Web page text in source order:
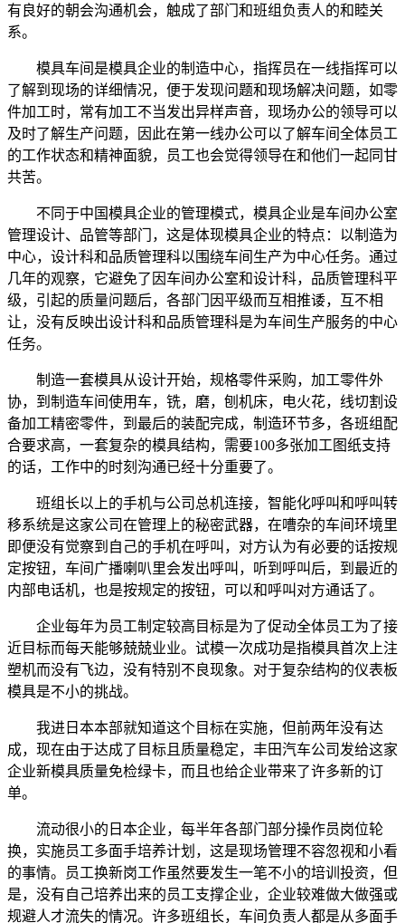
有良好的朝会沟通机会，触成了部门和班组负责人的和睦关
系。
模具车间是模具企业的制造中心，指挥员在一线指挥可以
了解到现场的详细情况，便于发现问题和现场解决问题，如零
件加工时，常有加工不当发出异样声音，现场办公的领导可以
及时了解生产问题，因此在第一线办公可以了解车间全体员工
的工作状态和精神面貌，员工也会觉得领导在和他们一起同甘
共苦。
不同于中国模具企业的管理模式，模具企业是车间办公室
管理设计、品管等部门，这是体现模具企业的特点：以制造为
中心，设计科和品质管理科以围绕车间生产为中心任务。通过
几年的观察，它避免了因车间办公室和设计科，品质管理科平
级，引起的质量问题后，各部门因平级而互相推诿，互不相
让，没有反映出设计科和品质管理科是为车间生产服务的中心
任务。
制造一套模具从设计开始，规格零件采购，加工零件外
协，到制造车间使用车，铣，磨，刨机床，电火花，线切割设
备加工精密零件，到最后的装配完成，制造环节多，各班组配
合要求高，一套复杂的模具结构，需要100多张加工图纸支持
的话，工作中的时刻沟通已经十分重要了。
班组长以上的手机与公司总机连接，智能化呼叫和呼叫转
移系统是这家公司在管理上的秘密武器，在嘈杂的车间环境里
即便没有觉察到自己的手机在呼叫，对方认为有必要的话按规
定按钮，车间广播喇叭里会发出呼叫，听到呼叫后，到最近的
内部电话机，也是按规定的按钮，可以和呼叫对方通话了。
企业每年为员工制定较高目标是为了促动全体员工为了接
近目标而每天能够兢兢业业。试模一次成功是指模具首次上注
塑机而没有飞边，没有特别不良现象。对于复杂结构的仪表板
模具是不小的挑战。
我进日本本部就知道这个目标在实施，但前两年没有达
成，现在由于达成了目标且质量稳定，丰田汽车公司发给这家
企业新模具质量免检绿卡，而且也给企业带来了许多新的订
单。
流动很小的日本企业，每半年各部门部分操作员岗位轮
换，实施员工多面手培养计划，这是现场管理不容忽视和小看
的事情。员工换新岗工作虽然要发生一笔不小的培训投资，但
是，没有自己培养出来的员工支撑企业，企业较难做大做强或
规避人才流失的情况。许多班组长，车间负责人都是从多面手